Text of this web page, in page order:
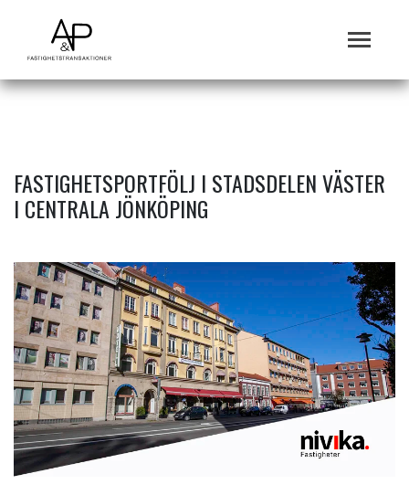
FASTIGHETSPORTFÖLJ I STADSDELEN VÄSTER
I CENTRALA JÖNKÖPING